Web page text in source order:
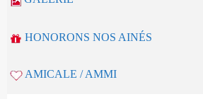
HONORONS NOS AINÉS
AMICALE / AMMI